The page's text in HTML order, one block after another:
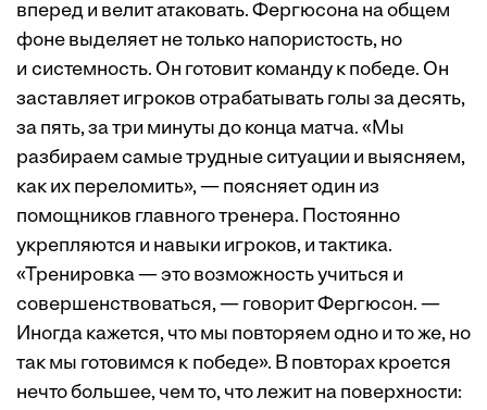
вперед и велит атаковать. Фергюсона на общем
фоне выделяет не только напористость, но
и системность. Он готовит команду к победе. Он
заставляет игроков отрабатывать голы за десять,
за пять, за три минуты до конца матча. «Мы
разбираем самые трудные ситуации и выясняем,
как их переломить», — поясняет один из
помощников главного тренера. Постоянно
укрепляются и навыки игроков, и тактика.
«Тренировка — это возможность учиться и
совершенствоваться, — говорит Фергюсон. —
Иногда кажется, что мы повторяем одно и то же, но
так мы готовимся к победе». В повторах кроется
нечто большее, чем то, что лежит на поверхности: